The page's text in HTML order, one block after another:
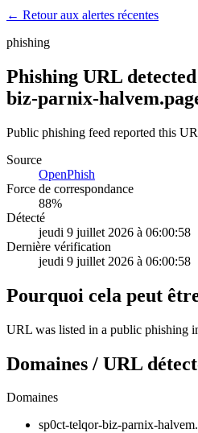
← Retour aux alertes récentes
phishing
Phishing URL
biz-parnix-
Public phishing feed reported this
Source
OpenPhish
Force de correspondance
88%
Détecté
jeudi 9 juillet 2026 à 06:00:58
Dernière vérification
jeudi 9 juillet 2026 à 06:00:58
Pourquoi cela peut
URL was listed in a public phishing
Domaines / URL
Domaines
sp0ct-telqor-biz-parnix-